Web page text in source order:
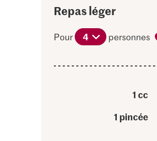
Repas léger
Pour 4 personnes
1 cc
1 pincée